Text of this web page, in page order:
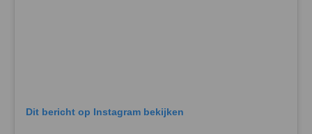
Dit bericht op Instagram bekijken